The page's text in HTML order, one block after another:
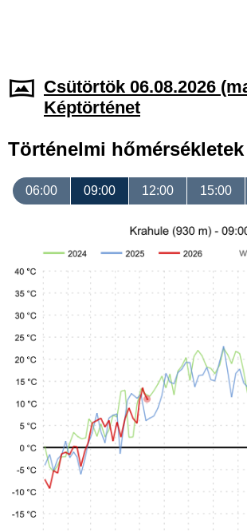
Csütörtök 06.08.2026
Képtörténet
Történelmi hőmérsékletek
06:00 09:00 12:00 15:00